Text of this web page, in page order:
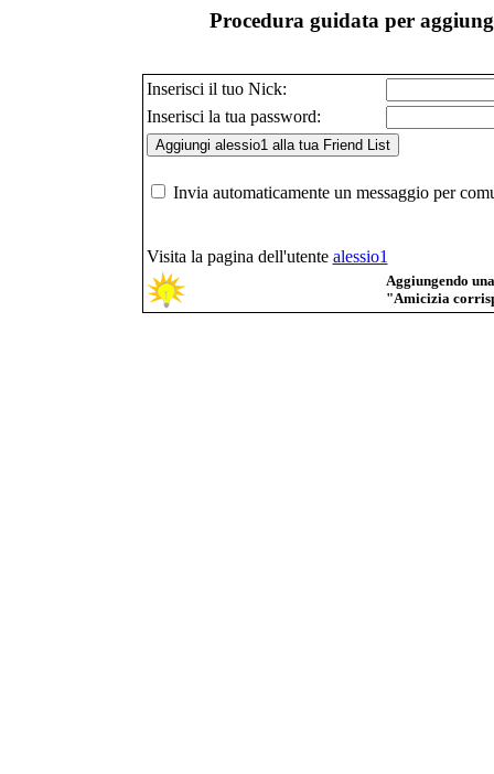
Procedura guidata per
Inserisci il tuo Nick:
Inserisci la tua password:
Invia automaticamente un messaggio per
Visita la pagina dell'utente alessio1
Aggiungendo
"Amicizia